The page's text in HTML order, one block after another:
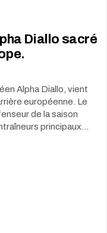
Diallo sacré
Alpha Diallo, vient
européenne. Le
de la saison
principaux…